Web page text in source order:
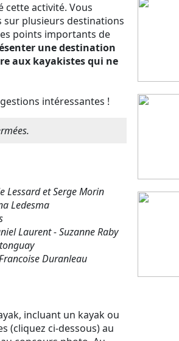
cette activité. Vous
plusieurs destinations
points importants de
une destination
aux kayakistes qui ne
intéressantes !
Lessard et Serge Morin
Ledesma
Laurent - Suzanne Raby
Duranleau
incluant un kayak ou
(cliquez ci-dessous) au